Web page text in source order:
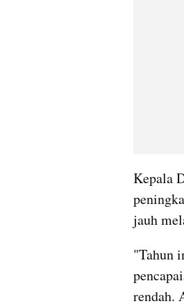
Kepala
jauh
"Tahun
rendah.